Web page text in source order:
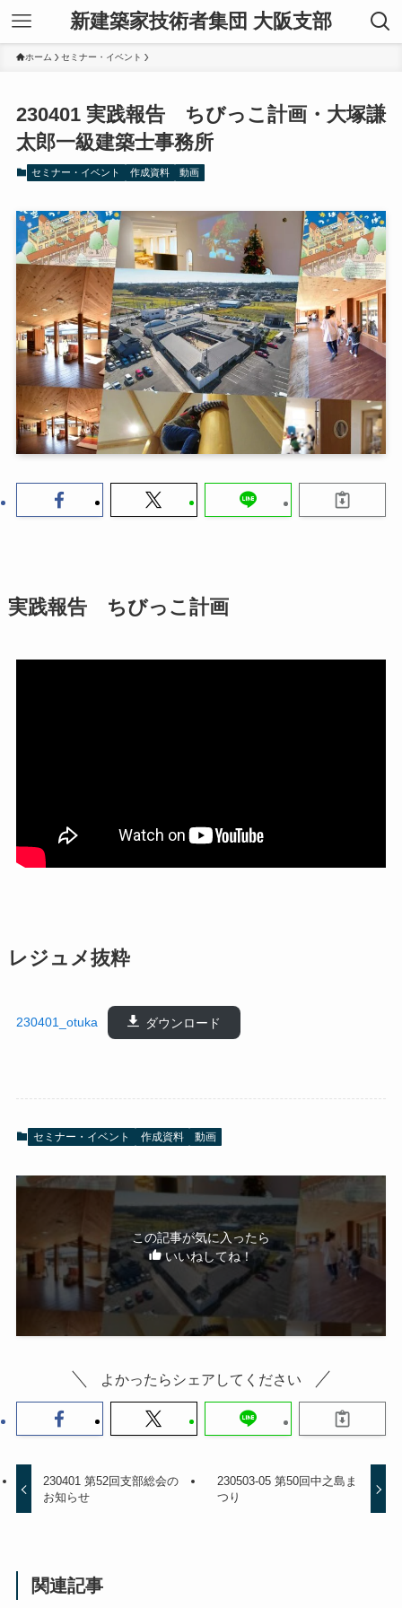
新建築家技術者集団 大阪支部
ホーム セミナー・イベント
230401 実践報告 ちびっこ計画・大塚謙
太郎一級建築士事務所
セミナー・イベント 作成資料 動画
実践報告 ちびっこ計画
レジュメ抜粋
230401_otuka ダウンロード
セミナー・イベント 作成資料 動画
この記事が気に入ったら
いいねしてね！
よかったらシェアしてください
230401 第52回支部総会の
お知らせ
230503-05 第50回中之島ま
つり
関連記事